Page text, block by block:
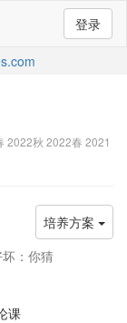
登录
2022秋 2022春 2021
培养方案
：你猜
课